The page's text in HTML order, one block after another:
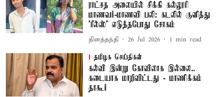
ராட்சத அலையில் சிக்கி கல்லூரி
மாணவர்-மாணவி பலி: கடலில் குளித்து
'ரீல்ஸ்' எடுத்தபோது சோகம்
தினத்தந்தி 26 Jul 2026 1 min read
தமிழக செய்திகள்
கல்வி இன்று கோவிலாக இல்லை..
கடையாக மாறிவிட்டது - மாணிக்கம்
தாகூர்